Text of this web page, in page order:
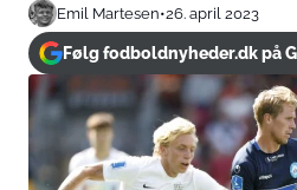
Emil Martesen•26. april 2023
Følg fodboldnyheder.dk på